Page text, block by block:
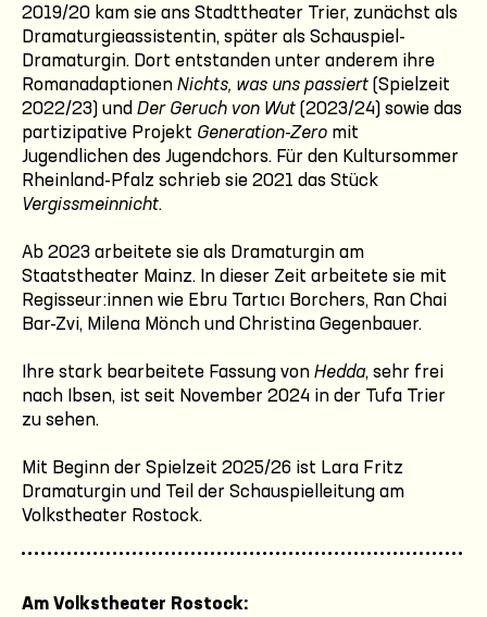
2019/20 kam sie ans Stadttheater Trier, zunächst als
Dramaturgieassistentin, später als Schauspiel-
Dramaturgin. Dort entstanden unter anderem ihre
Romanadaptionen Nichts, was uns passiert (Spielzeit
2022/23) und Der Geruch von Wut (2023/24) sowie das
partizipative Projekt Generation-Zero mit
Jugendlichen des Jugendchors. Für den Kultursommer
Rheinland-Pfalz schrieb sie 2021 das Stück
Vergissmeinnicht.
Ab 2023 arbeitete sie als Dramaturgin am
Staatstheater Mainz. In dieser Zeit arbeitete sie mit
Regisseur:innen wie Ebru Tartıcı Borchers, Ran Chai
Bar-Zvi, Milena Mönch und Christina Gegenbauer.
Ihre stark bearbeitete Fassung von Hedda, sehr frei
nach Ibsen, ist seit November 2024 in der Tufa Trier
zu sehen.
Mit Beginn der Spielzeit 2025/26 ist Lara Fritz
Dramaturgin und Teil der Schauspielleitung am
Volkstheater Rostock.
Am Volkstheater Rostock: